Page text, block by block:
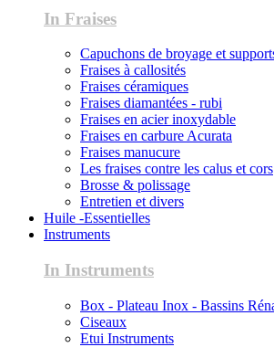
In Fraises
Capuchons de broyage et
Fraises à callosités
Fraises céramiques
Fraises diamantées - rubi
Fraises en acier inoxydable
Fraises en carbure Acurata
Fraises manucure
Les fraises contre les calus et cors
Brosse & polissage
Entretien et divers
Huile -Essentielles
Instruments
In Instruments
Box - Plateau Inox - Bassins
Ciseaux
Etui Instruments